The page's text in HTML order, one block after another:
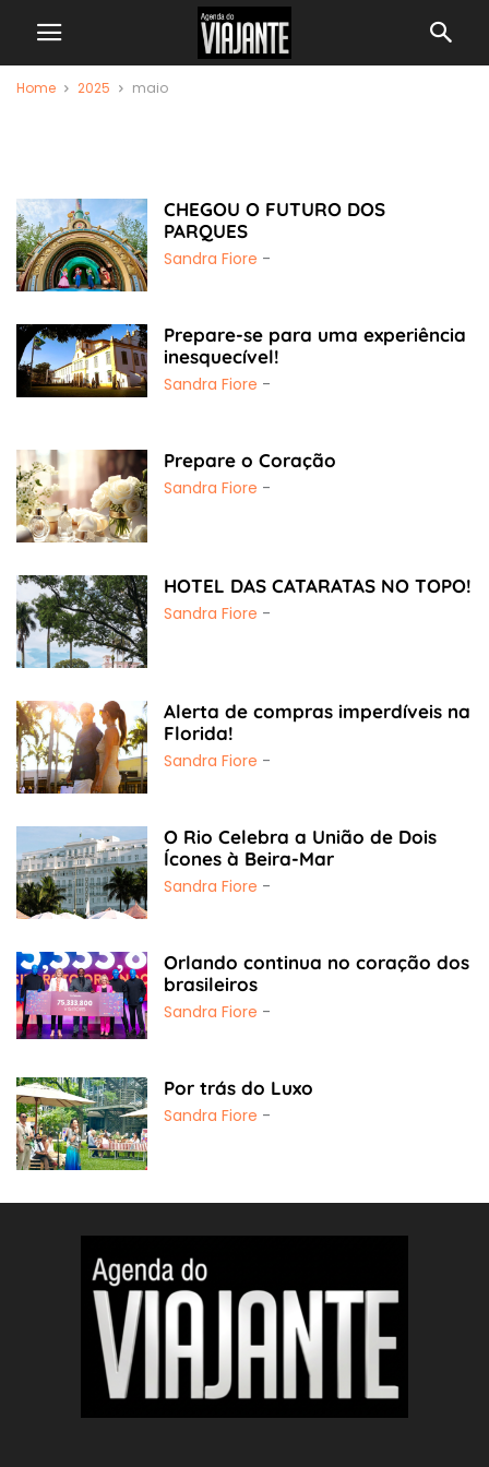
Home 2025 maio
CHEGOU O FUTURO DOS
PARQUES
Sandra Fiore -
Prepare-se para uma experiência
inesquecível!
Sandra Fiore -
Prepare o Coração
Sandra Fiore -
HOTEL DAS CATARATAS NO TOPO!
Sandra Fiore -
Alerta de compras imperdíveis na
Florida!
Sandra Fiore -
O Rio Celebra a União de Dois
Ícones à Beira-Mar
Sandra Fiore -
Orlando continua no coração dos
brasileiros
Sandra Fiore -
Por trás do Luxo
Sandra Fiore -